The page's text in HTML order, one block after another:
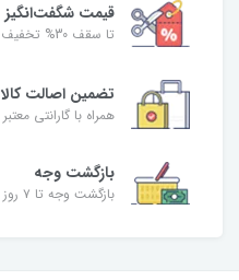
قیمت شگفت‌انگیز
تا سقف 30% تخفیف
تضمین اصالت کالا
همراه با گارانتی معتبر
بازگشت وجه
بازگشت وجه تا ۷ روز